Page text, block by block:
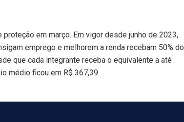
em março. Em vigor desde junho de 2023,
emprego e melhorem a renda recebam 50% do
que cada integrante receba o equivalente a até
médio ficou em R$ 367,39.